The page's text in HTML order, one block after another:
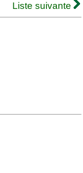
Liste suivante